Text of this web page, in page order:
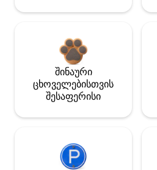
შინაური
ცხოველებისთვის
შესაფერისი